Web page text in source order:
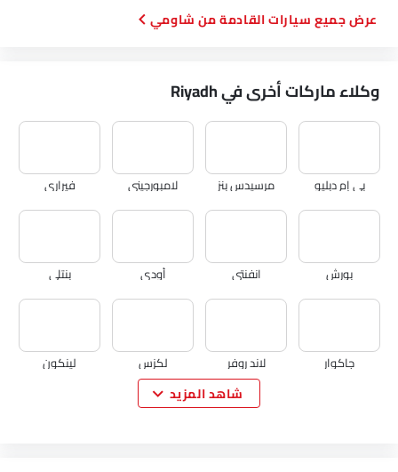
سيارات القادمة من شاومي
وكلاء ماركات أخرى في Riyadh
بي إم دبليو مرسيدس بنز لامبورجيني فيراري
بورش انفنتي أودي بنتلي
جاكوار لاند روفر لكزس لينكون
شاهد المزيد